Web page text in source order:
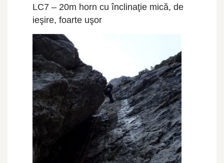
LC7 – 20m horn cu înclinaţie mică, de
ieşire, foarte uşor